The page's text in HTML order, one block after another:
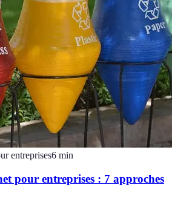
entreprises6 min
pour entreprises : 7 approches